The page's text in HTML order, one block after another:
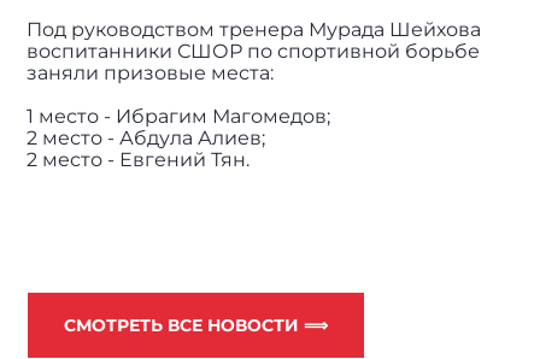
Под руководством тренера Мурада Шейхова
воспитанники СШОР по спортивной борьбе
заняли призовые места:
1 место - Ибрагим Магомедов;
2 место - Абдула Алиев;
2 место - Евгений Тян.
СМОТРЕТЬ ВСЕ НОВОСТИ ⟹